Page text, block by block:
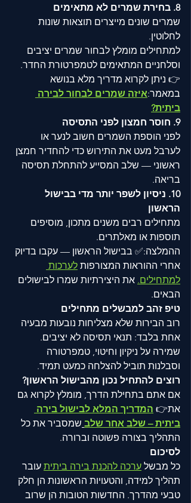
8. בחירת שמרים לא מתאימים
שמרים שונים מייצרים תוצאות שונות
לחלוטין.
למתחילים מומלץ לבחור שמרים יציבים
וסלחניים המתאימים לטמפרטורת החדר.
👉 ניתן לקרוא מדריך מלא בנושא
במאמר:איזה שמרים לבחור לבירה
ביתית?
9. חוסר חמצון לפני התסיסה
לפני הוספת השמרים חשוב לנער או
לערבל מעט את התירוש כדי להחדיר חמצן
ראשוני — שלב המסייע להתחלת תסיסה
בריאה.
10. ניסיון לשפר יותר מדי בבישול
הראשון
מתחילים רבים משנים מתכון, מוסיפים
תוספות או מאלתרים.
ההמלצה:✅ בבישול הראשון — עקבו בדיוק
אחרי ההוראות המצורפות לערכות
למתחילים. את היצירתיות שמרו לבישולים
הבאים.
טיפ זהב למבשלים מתחילים
רוב הבירות שלא מצליחות נובעות מבעיה
אחת בלבד: תנאי תסיסה לא יציבים.
שמירה על ניקיון וחיטוי, טמפרטורה
וסבלנות תוביל להצלחה כמעט תמיד.
רוצים להתחיל נכון מהבישול הראשון?
אם אתם בתחילת הדרך, מומלץ לקרוא גם
את👉 המדריך המלא לבישול בירה
ביתית – שלב אחר שלב שמסביר את כל
התהליך בצורה פשוטה וברורה.
לסיכום
כל מבשל ערכה להכנת בירה ביתית עובר
תהליך למידה, והטעויות הראשונות הן חלק
טבעי מהדרך. החדשות הטובות הן שרוב